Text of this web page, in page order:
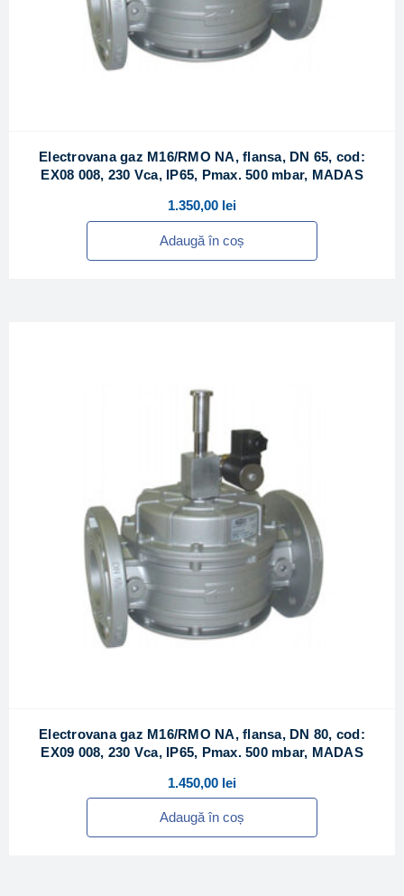
Electrovana gaz M16/RMO NA, flansa, DN 65, cod:
EX08 008, 230 Vca, IP65, Pmax. 500 mbar, MADAS
1.350,00 lei
Adaugă în coș
Electrovana gaz M16/RMO NA, flansa, DN 80, cod:
EX09 008, 230 Vca, IP65, Pmax. 500 mbar, MADAS
1.450,00 lei
Adaugă în coș